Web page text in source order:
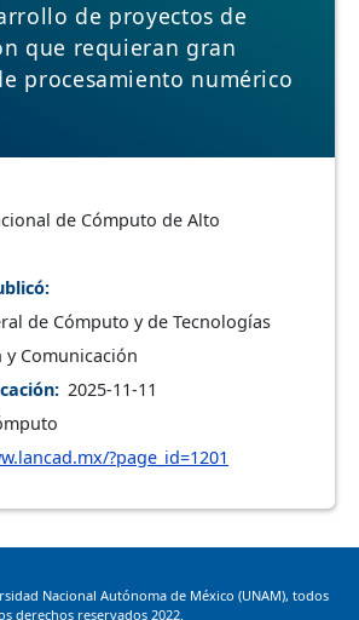
de proyectos de
que requieran gran
procesamiento numérico
de Cómputo de Alto
de Cómputo y de Tecnologías
Comunicación
2025-11-11
?page_id=1201
Nacional Autónoma de México (UNAM), todos
derechos reservados 2022.